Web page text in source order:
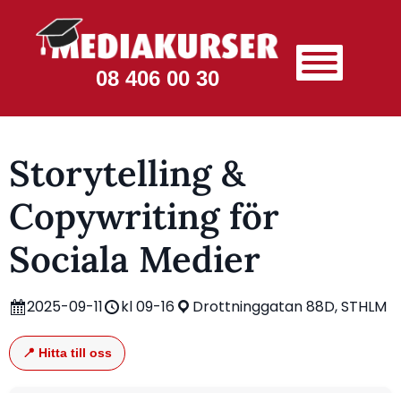
08 406 00 30
Storytelling &
Copywriting för
Sociala Medier
2025-09-11 kl 09-16 Drottninggatan 88D, STHLM
📍 Hitta till oss